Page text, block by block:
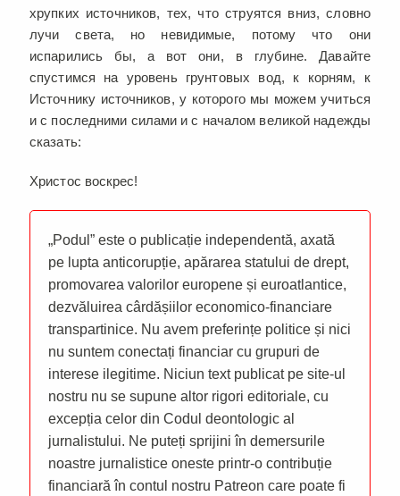
хрупких источников, тех, что струятся вниз, словно
лучи света, но невидимые, потому что они
испарились бы, а вот они, в глубине. Давайте
спустимся на уровень грунтовых вод, к корням, к
Источнику источников, у которого мы можем учиться
и с последними силами и с началом великой надежды
сказать:
Христос воскрес!
„Podul” este o publicație independentă, axată
pe lupta anticorupție, apărarea statului de drept,
promovarea valorilor europene și euroatlantice,
dezvăluirea cârdășiilor economico-financiare
transpartinice. Nu avem preferințe politice și nici
nu suntem conectați financiar cu grupuri de
interese ilegitime. Niciun text publicat pe site-ul
nostru nu se supune altor rigori editoriale, cu
excepția celor din Codul deontologic al
jurnalistului. Ne puteți sprijini în demersurile
noastre jurnalistice oneste printr-o contribuție
financiară în contul nostru Patreon care poate fi